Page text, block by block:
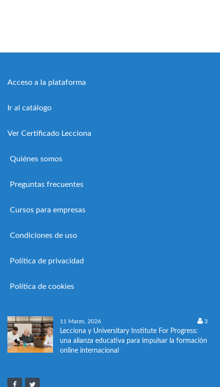
Acceso a la plataforma
Ir al catálogo
Ver Certificado Lecciona
Quiénes somos
Preguntas frecuentes
Cursos para empresas
Condiciones de uso
Política de privacidad
Política de cookies
11 Marzo, 2026 3
Lecciona y Universitary Institute For Progress:
una alianza educativa para impulsar la formación
online internacional